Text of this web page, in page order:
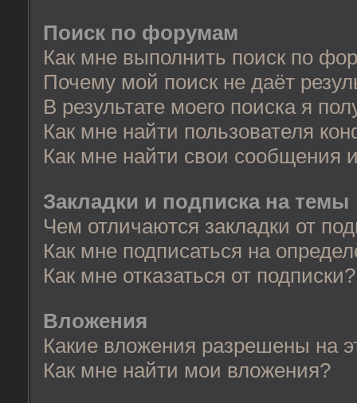
Поиск по форумам
Как мне выполнить поиск по
Почему мой поиск не даёт
В результате моего поиска я
Как мне найти пользователя
Как мне найти свои сообщения
Закладки и подписка на темы
Чем отличаются закладки от
Как мне подписаться на
Как мне отказаться от подписки?
Вложения
Какие вложения разрешены на
Как мне найти мои вложения?